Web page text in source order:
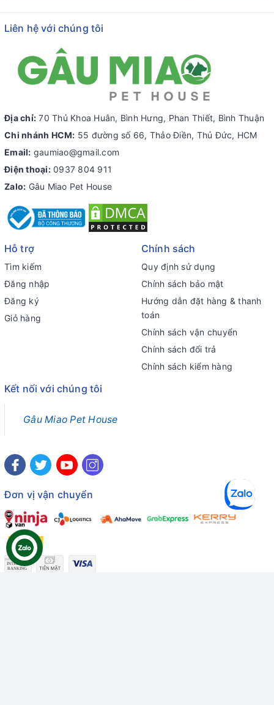
Liên hệ với chúng tôi
Địa chỉ: 70 Thủ Khoa Huân, Bình Hưng, Phan Thiết, Bình Thuận
Chi nhánh HCM: 55 đường số 66, Thảo Điền, Thủ Đức, HCM
Email: gaumiao@gmail.com
Điện thoại: 0937 804 911
Zalo: Gâu Miao Pet House
Hỗ trợ
Tìm kiếm
Đăng nhập
Đăng ký
Giỏ hàng
Chính sách
Quy định sử dụng
Chính sách bảo mật
Hướng dẫn đặt hàng & thanh
toán
Chính sách vận chuyển
Chính sách đổi trả
Chính sách kiểm hàng
Kết nối với chúng tôi
Gâu Miao Pet House
Đơn vị vận chuyển